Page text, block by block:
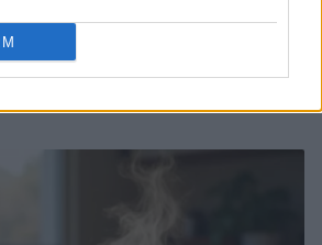
per le amiche di Amy